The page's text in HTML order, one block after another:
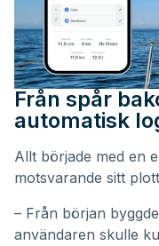
Från spår
automatisk
Allt började med en
motsvarande sitt
– Från början
användaren skulle